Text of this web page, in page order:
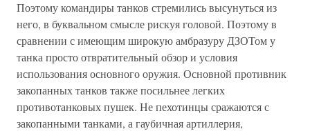
Поэтому командиры танков стремились высунуться из
него, в буквальном смысле рискуя головой. Поэтому в
сравнении с имеющим широкую амбразуру ДЗОТом у
танка просто отвратительный обзор и условия
использования основного оружия. Основной противник
закопанных танков также посильнее легких
противотанковых пушек. Не пехотинцы сражаются с
закопанными танками, а гаубичная артиллерия,